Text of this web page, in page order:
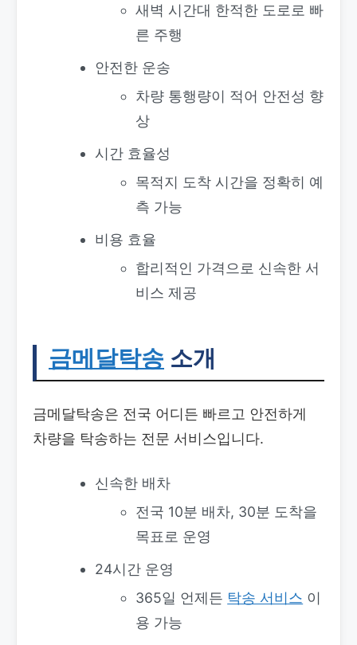
새벽 시간대 한적한 도로로 빠
른 주행
안전한 운송
차량 통행량이 적어 안전성 향
상
시간 효율성
목적지 도착 시간을 정확히 예
측 가능
비용 효율
합리적인 가격으로 신속한 서
비스 제공
금메달탁송 소개
금메달탁송은 전국 어디든 빠르고 안전하게
차량을 탁송하는 전문 서비스입니다.
신속한 배차
전국 10분 배차, 30분 도착을
목표로 운영
24시간 운영
365일 언제든 탁송 서비스 이
용 가능